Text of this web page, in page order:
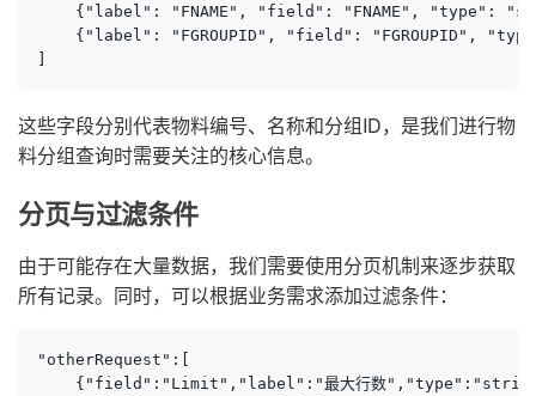
{"label": "FNAME", "field": "FNAME", "type":
{"label": "FGROUPID", "field": "FGROUPID",
这些字段分别代表物料编号、名称和分组ID，是我们进行物
料分组查询时需要关注的核心信息。
分页与过滤条件
由于可能存在大量数据，我们需要使用分页机制来逐步获取
所有记录。同时，可以根据业务需求添加过滤条件：
"otherRequest":[
{"field":"Limit","label":"最大行数